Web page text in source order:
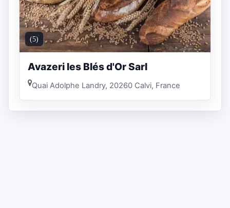
(5)
Avazeri les Blés d'Or Sarl
Quai Adolphe Landry, 20260 Calvi, France